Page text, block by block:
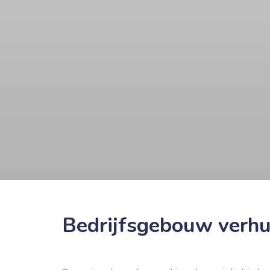
Bedrijfsgebouw